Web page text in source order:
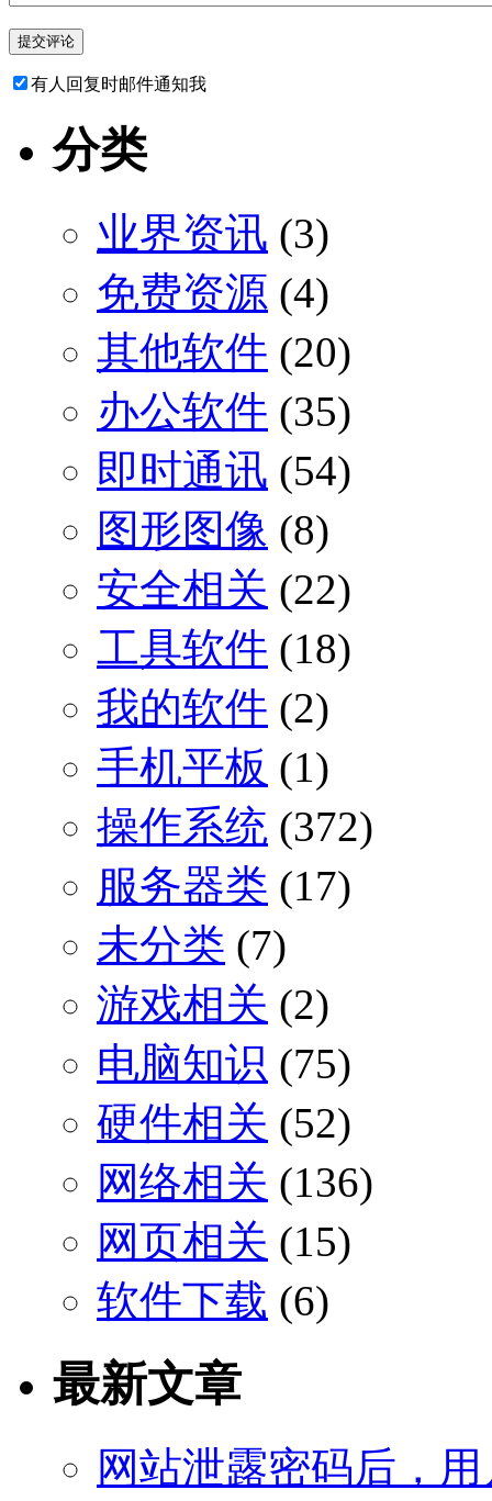
有人回复时邮件通知我
分类
业界资讯 (3)
免费资源 (4)
其他软件 (20)
办公软件 (35)
即时通讯 (54)
图形图像 (8)
安全相关 (22)
工具软件 (18)
我的软件 (2)
手机平板 (1)
操作系统 (372)
服务器类 (17)
未分类 (7)
游戏相关 (2)
电脑知识 (75)
硬件相关 (52)
网络相关 (136)
网页相关 (15)
软件下载 (6)
最新文章
网站泄露密码后，